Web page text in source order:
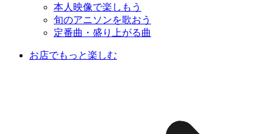
本人映像で楽しもう
旬のアニソンを歌おう
定番曲・盛り上がる曲
お店でもっと楽しむ